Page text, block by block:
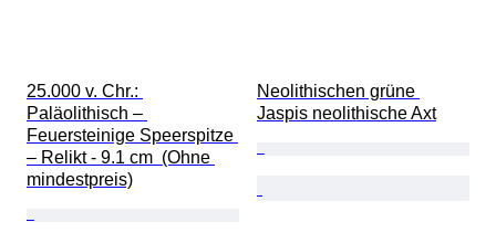
25.000 v. Chr.:
Paläolithisch –
Feuersteinige Speerspitze
– Relikt - 9.1 cm  (Ohne
mindestpreis)
Neolithischen grüne
Jaspis neolithische Axt